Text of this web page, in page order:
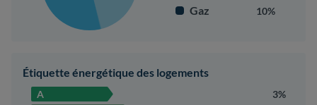
Gaz 10%
Étiquette énergétique des logements
A
3%